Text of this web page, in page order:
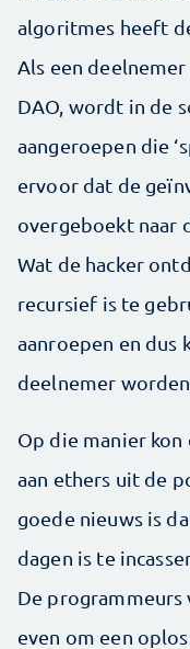
algoritmes heeft
Als een
DAO, wordt in de
aangeroepen die
ervoor dat de
overgeboekt naar
Wat de hacker
recursief is te
aanroepen en dus
deelnemer
Op die manier
aan ethers uit de
goede nieuws is
dagen is te
De programmeurs
even om een